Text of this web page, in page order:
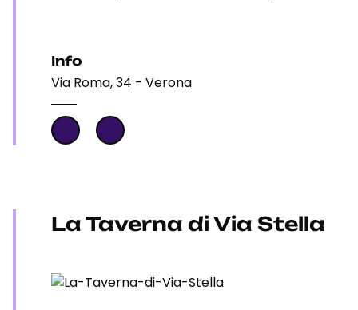
Info
Via Roma, 34 - Verona
La Taverna di Via Stella